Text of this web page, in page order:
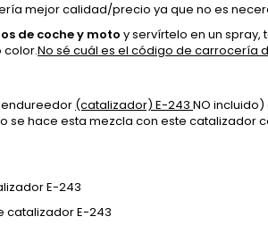
mejor calidad/precio ya que no es
de coche y moto y servírtelo en un
color.No sé cuál es el código de carrocería
endureedor (catalizador) E-243 NO
se hace esta mezcla con este
E-243
catalizador E-243